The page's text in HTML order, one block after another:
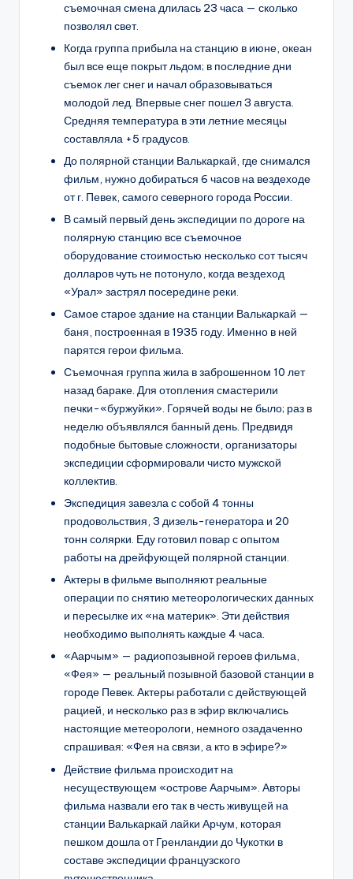
съемочная смена длилась 23 часа — сколько
позволял свет.
Когда группа прибыла на станцию в июне, океан
был все еще покрыт льдом; в последние дни
съемок лег снег и начал образовываться
молодой лед. Впервые снег пошел 3 августа.
Средняя температура в эти летние месяцы
составляла +5 градусов.
До полярной станции Валькаркай, где снимался
фильм, нужно добираться 6 часов на вездеходе
от г. Певек, самого северного города России.
В самый первый день экспедиции по дороге на
полярную станцию все съемочное
оборудование стоимостью несколько сот тысяч
долларов чуть не потонуло, когда вездеход
«Урал» застрял посередине реки.
Самое старое здание на станции Валькаркай —
баня, построенная в 1935 году. Именно в ней
парятся герои фильма.
Съемочная группа жила в заброшенном 10 лет
назад бараке. Для отопления смастерили
печки-«буржуйки». Горячей воды не было; раз в
неделю объявлялся банный день. Предвидя
подобные бытовые сложности, организаторы
экспедиции сформировали чисто мужской
коллектив.
Экспедиция завезла с собой 4 тонны
продовольствия, 3 дизель-генератора и 20
тонн солярки. Еду готовил повар с опытом
работы на дрейфующей полярной станции.
Актеры в фильме выполняют реальные
операции по снятию метеорологических данных
и пересылке их «на материк». Эти действия
необходимо выполнять каждые 4 часа.
«Аарчым» — радиопозывной героев фильма,
«Фея» — реальный позывной базовой станции в
городе Певек. Актеры работали с действующей
рацией, и несколько раз в эфир включались
настоящие метеорологи, немного озадаченно
спрашивая: «Фея на связи, а кто в эфире?»
Действие фильма происходит на
несуществующем «острове Аарчым». Авторы
фильма назвали его так в честь живущей на
станции Валькаркай лайки Арчум, которая
пешком дошла от Гренландии до Чукотки в
составе экспедиции французского